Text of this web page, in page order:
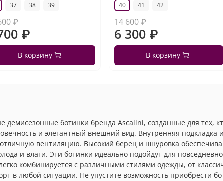
37 38 39
₽
₽
В корзину
40 41 42
14 600 ₽
6 300 ₽
В корзину
ботинки бренда Ascalini, созданные для тех,
и элегантный внешний вид. Внутренняя подкладка
вентиляцию. Высокий берец и шнуровка
и влаги. Эти ботинки идеально подойдут для
комбинируется с различными стилями одежды, от
в любой ситуации. Не упустите возможность приобрести